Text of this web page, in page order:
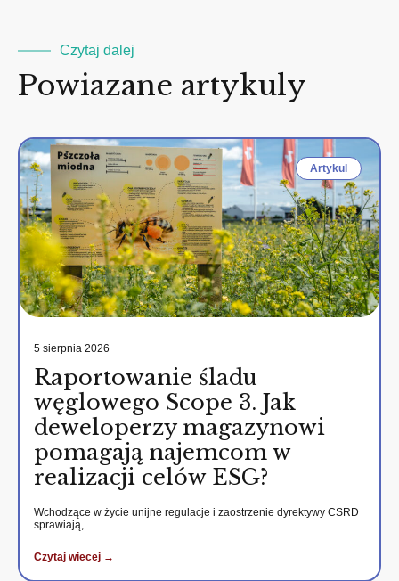
Czytaj dalej
Powiazane artykuly
Artykul
5 sierpnia 2026
Raportowanie śladu
węglowego Scope 3. Jak
deweloperzy magazynowi
pomagają najemcom w
realizacji celów ESG?
Wchodzące w życie unijne regulacje i zaostrzenie dyrektywy CSRD
sprawiają,…
Czytaj wiecej →